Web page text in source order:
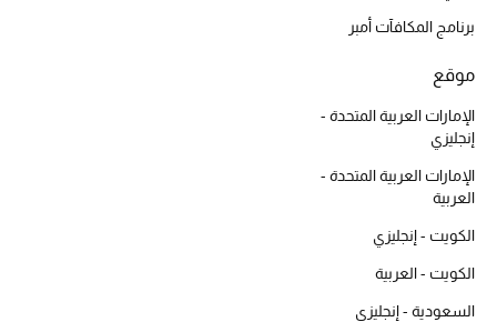
تشكيلة الأحذية
الأحذية الرجالية
أبرز المصممين
برنامج المكافآت أمبر
موقع
الإمارات العربية المتحدة -
إنجليزي
الإمارات العربية المتحدة -
العربية
الكويت - إنجليزي
الكويت - العربية
السعودية - إنجليزي